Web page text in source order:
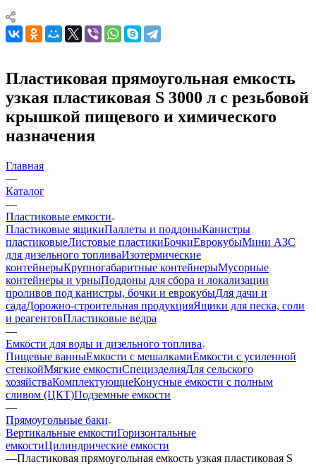
Пластиковая прямоугольная емкость
узкая пластиковая S 3000 л с резьбовой
крышкой пищевого и химического
назначения
Главная
—
Каталог
—
Пластиковые емкости
Пластиковые ящикиПаллеты и поддоныКанистры
пластиковыеЛистовые пластикиБочкиЕврокубыМини АЗС
для дизельного топливаИзотермические
контейнерыКрупногабаритные контейнерыМусорные
контейнеры и урныПоддоны для сбора и локализации
проливов под канистры, бочки и еврокубыДля дачи и
садаДорожно-строительная продукцияЯщики для песка, соли
и реагентовПластиковые ведра
—
Емкости для воды и дизельного топлива
Пищевые ванныЕмкости с мешалкамиЕмкости с усиленной
стенкойМягкие емкостиСпецизделияДля сельского
хозяйстваКомплектующиеКонусные емкости с полным
сливом (ЦКТ)Подземные емкости
—
Прямоугольные баки
Вертикальные емкостиГоризонтальные
емкостиЦилиндрические емкости
—Пластиковая прямоугольная емкость узкая пластиковая S